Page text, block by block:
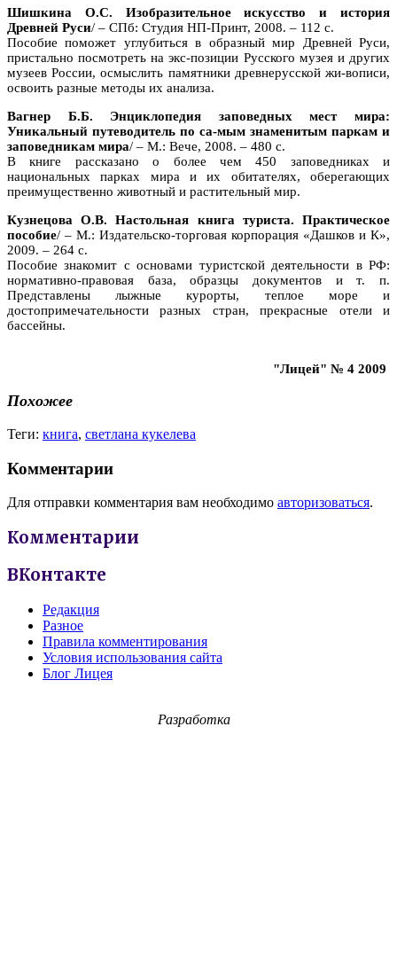
Шишкина О.С. Изобразительное искусство и история
Древней Руси/ – СПб: Студия НП-Принт, 2008. – 112 с.
Пособие поможет углубиться в образный мир Древней Руси,
пристально посмотреть на экс-позиции Русского музея и других
музеев России, осмыслить памятники древнерусской жи-вописи,
освоить разные методы их анализа.
Вагнер Б.Б. Энциклопедия заповедных мест мира:
Уникальный путеводитель по са-мым знаменитым паркам и
заповедникам мира/ – М.: Вече, 2008. – 480 с.
В книге рассказано о более чем 450 заповедниках и
национальных парках мира и их обитателях, оберегающих
преимущественно животный и растительный мир.
Кузнецова О.В. Настольная книга туриста. Практическое
пособие/ – М.: Издательско-торговая корпорация «Дашков и К»,
2009. – 264 с.
Пособие знакомит с основами туристской деятельности в РФ:
нормативно-правовая база, образцы документов и т. п.
Представлены лыжные курорты, теплое море и
достопримечательности разных стран, прекрасные отели и
бассейны.
"Лицей" № 4 2009
Похожее
Теги: книга, светлана кукелева
Комментарии
Для отправки комментария вам необходимо авторизоваться.
Комментарии
ВКонтакте
Редакция
Разное
Правила комментирования
Условия использования сайта
Блог Лицея
Разработка